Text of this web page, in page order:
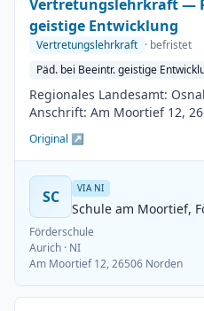
Vertretungslehrkraft —
geistige Entwicklung
Vertretungslehrkraft · befristet
Päd. bei Beeintr. geistige
Regionales Landesamt:
Anschrift: Am Moortief 12,
Original ↗
SC VIA NI
Schule am Moortief,
Förderschule
Aurich · NI
Am Moortief 12, 26506 Norden